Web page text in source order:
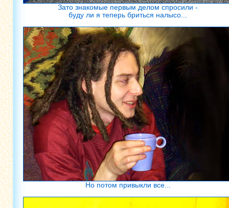
Зато знакомые первым делом спросили -
буду ли я теперь бриться налысо...
Но потом привыкли все...